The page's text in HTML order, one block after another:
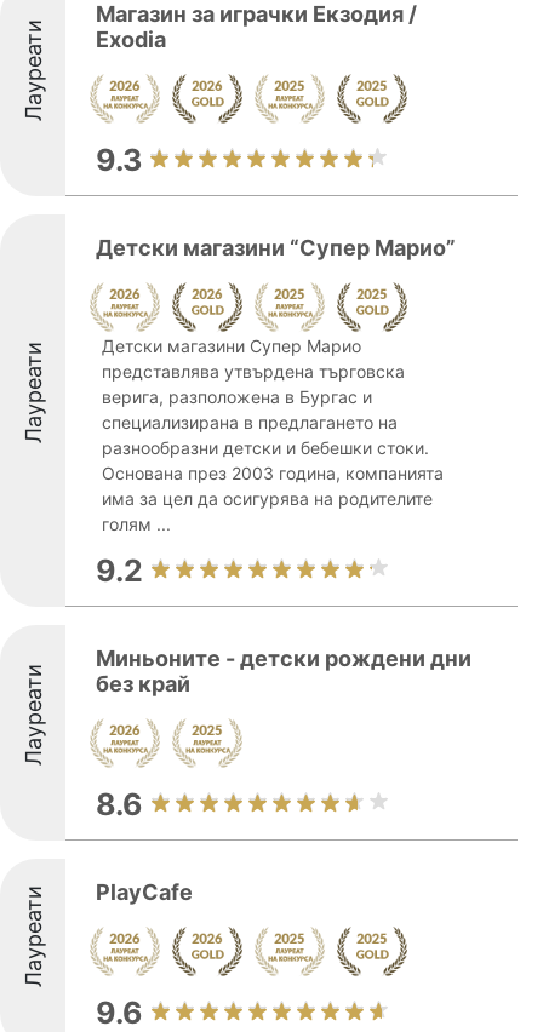
Лауреати
Магазин за играчки Екзодия /
Exodia
9.3
Лауреати
Детски магазини “Супер Марио”
Детски магазини Супер Марио
представлява утвърдена търговска
верига, разположена в Бургас и
специализирана в предлагането на
разнообразни детски и бебешки стоки.
Основана през 2003 година, компанията
има за цел да осигурява на родителите
голям ...
9.2
Лауреати
Миньоните - детски рождени дни
без край
8.6
Лауреати PlayCafe
9.6